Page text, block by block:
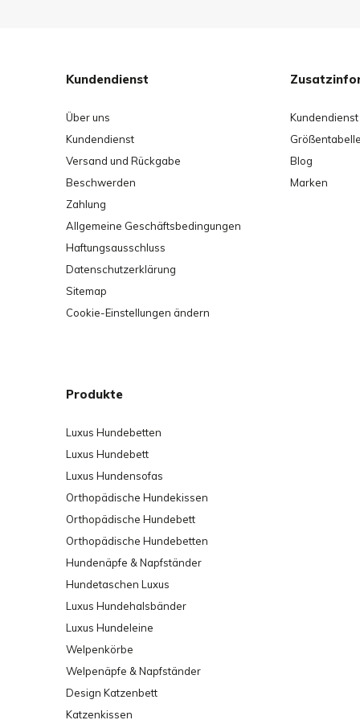
Kundendienst
Über uns
Kundendienst
Versand und Rückgabe
Beschwerden
Zahlung
Allgemeine Geschäftsbedingungen
Haftungsausschluss
Datenschutzerklärung
Sitemap
Cookie-Einstellungen ändern
Kundendienst
Größentabelle
Blog
Marken
Produkte
Luxus Hundebetten
Luxus Hundebett
Luxus Hundensofas
Orthopädische Hundekissen
Orthopädische Hundebett
Orthopädische Hundebetten
Hundenäpfe & Napfständer
Hundetaschen Luxus
Luxus Hundehalsbänder
Luxus Hundeleine
Welpenkörbe
Welpenäpfe & Napfständer
Design Katzenbett
Katzenkissen